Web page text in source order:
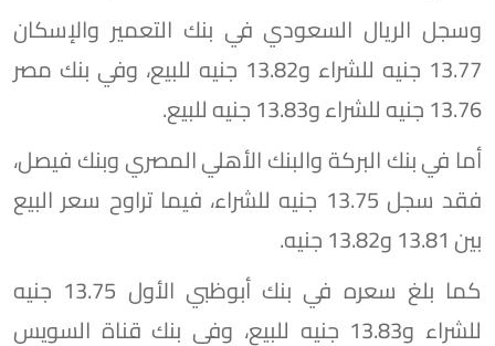
وسجل الريال السعودي في بنك التعمير والإسكان
13.77 جنيه للشراء و13.82 جنيه للبيع، وفي بنك مصر
13.76 جنيه للشراء و13.83 جنيه للبيع.
أما في بنك البركة والبنك الأهلي المصري وبنك فيصل،
فقد سجل 13.75 جنيه للشراء، فيما تراوح سعر البيع
بين 13.81 و13.82 جنيه.
كما بلغ سعره في بنك أبوظبي الأول 13.75 جنيه
للشراء و13.83 جنيه للبيع، وفي بنك قناة السويس